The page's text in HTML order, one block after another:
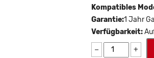
Kompatibles
Garantie:1 Jahr
Verfügbarkeit:
− +